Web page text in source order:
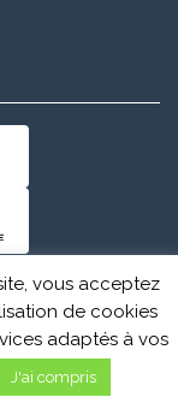
vous acceptez
de cookies
adaptés à vos
J'ai compris